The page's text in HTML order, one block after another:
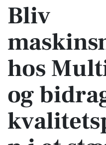
Bliv
hos
og